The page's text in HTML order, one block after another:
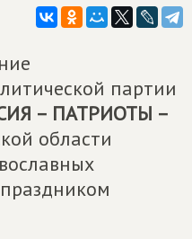
партии
– ПАТРИОТЫ –
области